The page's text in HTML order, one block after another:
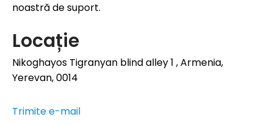
noastră de suport.
Locație
Nikoghayos Tigranyan blind alley 1 , Armenia,
Yerevan, 0014
Trimite e-mail